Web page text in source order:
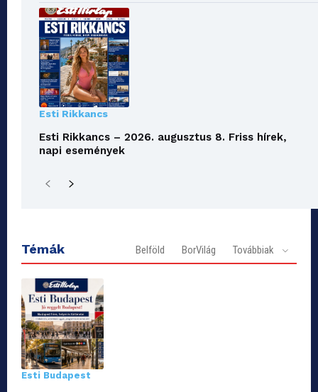
Esti Rikkancs
Esti Rikkancs – 2026. augusztus 8. Friss hírek,
napi események
Témák Belföld BorVilág Továbbiak
Esti Budapest